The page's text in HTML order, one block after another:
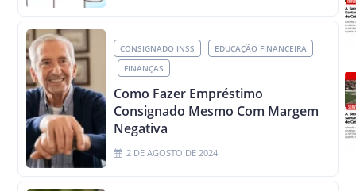
CONSIGNADO INSS
EDUCAÇÃO FINANCEIRA
FINANÇAS
Como Fazer Empréstimo
Consignado Mesmo Com Margem
Negativa
2 DE AGOSTO DE 2024